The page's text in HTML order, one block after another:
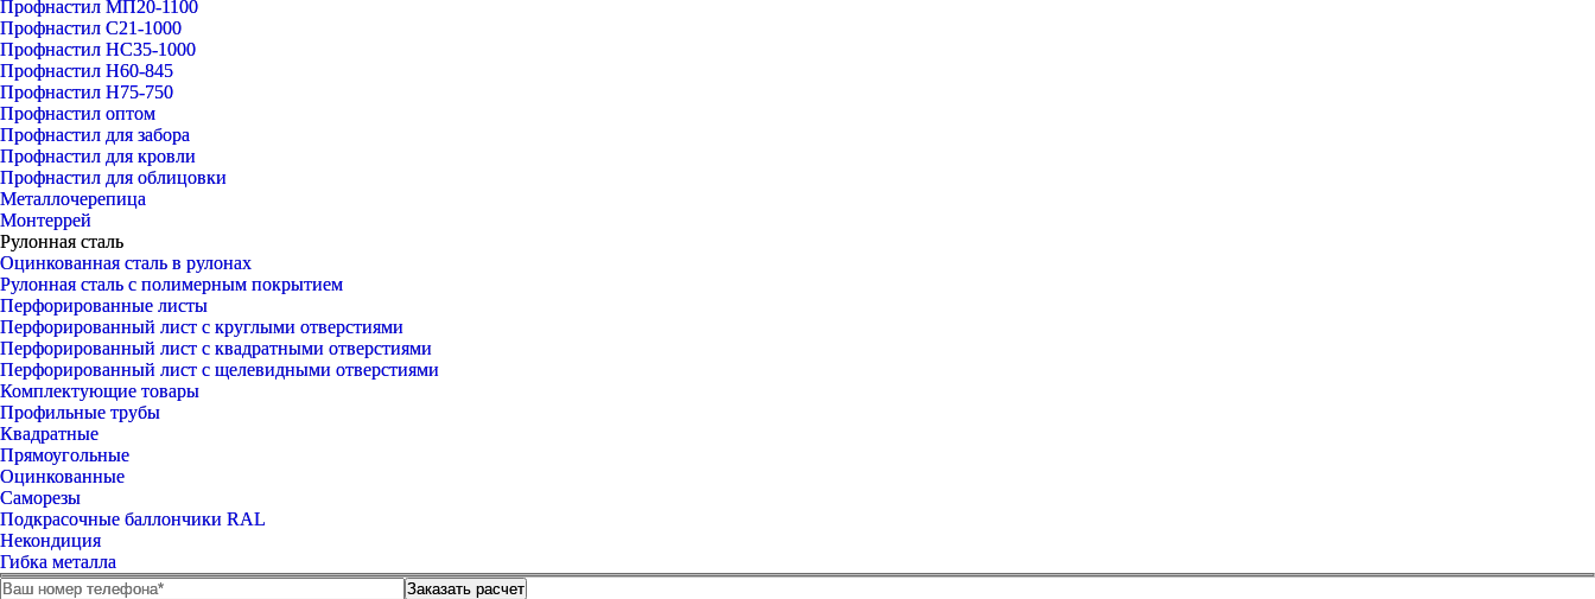
Профнастил МП20-1100
Профнастил С21-1000
Профнастил НС35-1000
Профнастил Н60-845
Профнастил Н75-750
Профнастил оптом
Профнастил для забора
Профнастил для кровли
Профнастил для облицовки
Металлочерепица
Монтеррей
Рулонная сталь
Оцинкованная сталь в рулонах
Рулонная сталь с полимерным покрытием
Перфорированные листы
Перфорированный лист с круглыми отверстиями
Перфорированный лист с квадратными отверстиями
Перфорированный лист с щелевидными отверстиями
Комплектующие товары
Профильные трубы
Квадратные
Прямоугольные
Оцинкованные
Саморезы
Подкрасочные баллончики RAL
Некондиция
Гибка металла